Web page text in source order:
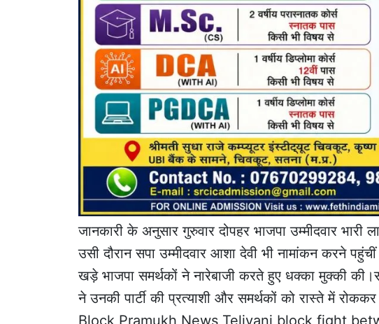
जानकारी के अनुसार गुरुवार दोपहर भाजपा उम्मीदवार
उसी दौरान सपा उम्मीदवार आशा देवी भी नामांकन करने
खड़े भाजपा समर्थकों ने नारेबाजी करते हुए धक्का मुक्की
ने उनकी पार्टी की प्रत्याशी और समर्थकों को रास्ते में